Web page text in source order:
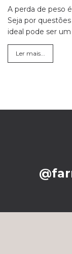
A perda de peso
Seja por
ideal pode ser
Ler mais...